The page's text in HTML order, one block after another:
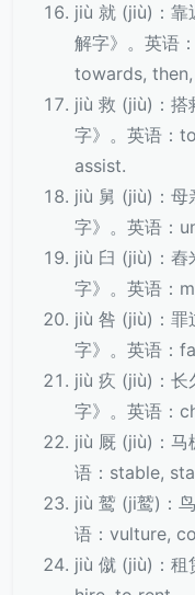
jiù 就 (jiù)：靠
解字》。英语
towards,
jiù 救 (jiù)：搭
字》。英语：
assist.
jiù 舅 (jiù)：母
字》。英语：
jiù 臼 (jiù)：舂
字》。英语：
jiù 咎 (jiù)：罪
字》。英语：
jiù 疚 (jiù)：长
字》。英语：
jiù 厩 (jiù)：马
语：stable,
jiù 鹫 (ji鹫)：
语：vulture,
jiù 僦 (jiù)：租